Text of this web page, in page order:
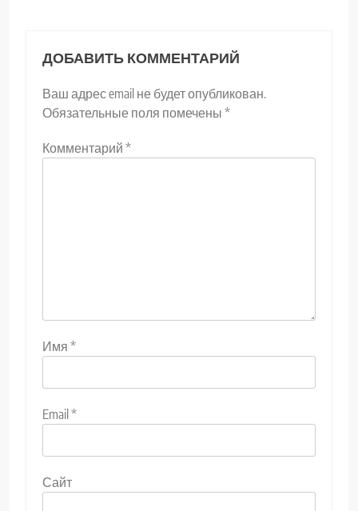
ДОБАВИТЬ КОММЕНТАРИЙ
Ваш адрес email не будет опубликован.
Обязательные поля помечены *
Комментарий *
Имя *
Email *
Сайт